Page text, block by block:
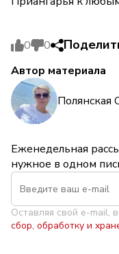
0 0
Автор материала
Полянская
Еженедельная
нужное в одном
Оставляя свой e-mail,
сбор, обработку и